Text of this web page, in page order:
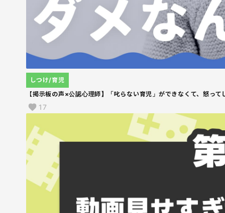
【掲示板の声×公認心理師】「叱らない育児」ができなくて、怒っ
しつけ/育児
17